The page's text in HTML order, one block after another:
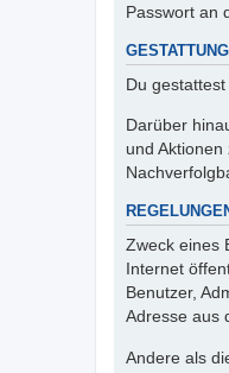
Passwort an
Du
Darüber
und
Zweck eines
Internet
Benutzer,
Adresse aus
Andere als